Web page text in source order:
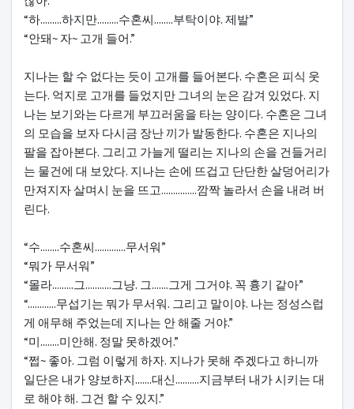
“하.........하지만.........수혼씨........부탁이야. 제발”
“안돼~ 자~ 고개 들어.”
지나는 할 수 없다는 듯이 고개를 들어본다. 수혼은 피식 웃
는다. 억지로 고개를 들었지만 그녀의 눈은 감겨 있었다. 지
나는 보기와는 다르게 부끄러움을 타는 양이다. 수혼은 그녀
의 모습을 보자 다시금 장난 끼가 발동한다. 수혼은 지나의
팔을 잡아본다. 그리고 가늘게 떨리는 지나의 손을 건들거리
는 물건에 대 보았다. 지나는 손에 뜨겁고 단단한 살덩어리가
만져지자 살며시 눈을 뜨고...............깜짝 놀라서 손을 내려 버
린다.
“수........수혼씨.............무서워”
“뭐가 무서워”
“몰라.........그...........그냥. 그.......그게 그거야. 꼭 흉기 같아”
“............무섭기는 뭐가 무서워. 그리고 말이야. 나는 정성스럽
게 애무해 주었는데 지나는 안 해줄 거야.”
“미........미안해. 정말 못하겠어.”
“쩝~ 좋아. 그럼 이렇게 하자. 지나가 못해 주겠다고 하니까
일단은 내가 양보하지.......대신..........지금부터 내가 시키는 대
로 해야 해. 그건 할 수 있지.”